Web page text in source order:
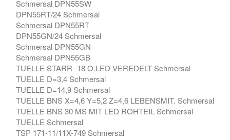
Schmersal DPN55SW
DPN55RT/24 Schmersal
Schmersal DPN55RT
DPN55GN/24 Schmersal
Schmersal DPN55GN
Schmersal DPN55GB
TUELLE STARR -18 O.LED VEREDELT Schmersal
TUELLE D=3,4 Schmersal
TUELLE D=14,9 Schmersal
TUELLE BNS X=4,6 Y=5,2 Z=4,6 LEBENSMIT. Schmersal
TUELLE BNS 30 MS MIT LED ROHTEIL Schmersal
TUELLE Schmersal
TSP 171-11/11X-749 Schmersal